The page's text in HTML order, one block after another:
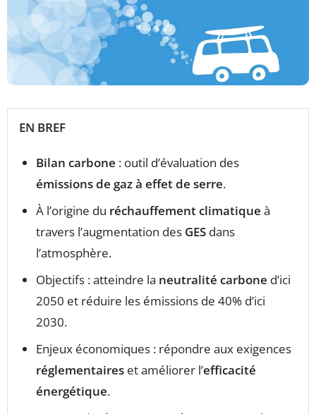
EN BREF
Bilan carbone : outil d’évaluation des
émissions de gaz à effet de serre.
À l’origine du réchauffement climatique à
travers l’augmentation des GES dans
l’atmosphère.
Objectifs : atteindre la neutralité carbone d’ici
2050 et réduire les émissions de 40% d’ici
2030.
Enjeux économiques : répondre aux exigences
réglementaires et améliorer l’efficacité
énergétique.